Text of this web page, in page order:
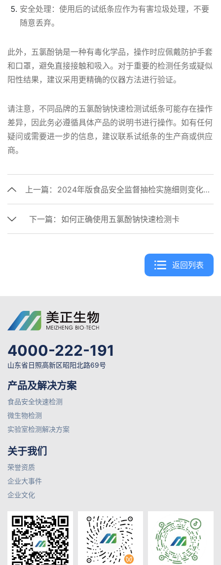
安全处理：使用后的试纸条应作为有害垃圾处理，不要
随意丢弃。
此外，五氯酚钠是一种有毒化学品，操作时应佩戴防护手套
和口罩，避免直接接触和吸入。对于重要的检测任务或疑似
阳性结果，建议采用更精确的仪器方法进行验证。
请注意，不同品牌的五氯酚钠快速检测试纸条可能存在操作
差异，因此务必遵循具体产品的说明书进行操作。如有任何
疑问或需要进一步的信息，建议联系试纸条的生产商或供应
商。
上一篇： 2024年版食品安全监督抽检实施细则变化（乳制品篇）
下一篇： 如何正确使用五氯酚钠快速检测卡
返回列表
4000-222-191
山东省日照高新区昭阳北路69号
产品及解决方案
食品安全快速检测
微生物检测
实验室检测解决方案
关于我们
荣誉资质
企业大事件
企业文化